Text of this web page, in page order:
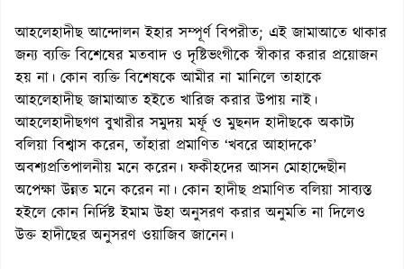
আহলেহাদীছ আন্দোলন ইহার সম্পূর্ণ বিপরীত; এই জামাআতে থাকার
জন্য ব্যক্তি বিশেষের মতবাদ ও দৃষ্টিভংগীকে স্বীকার করার প্রয়োজন
হয় না। কোন ব্যক্তি বিশেষকে আমীর না মানিলে তাহাকে
আহলেহাদীছ জামাআত হইতে খারিজ করার উপায় নাই।
আহলেহাদীছগণ বুখারীর সমুদয় মর্ফূ ও মুছনদ হাদীছকে অকাট্য
বলিয়া বিশ্বাস করেন, তাঁহারা প্রমাণিত ‘খবরে আহাদকে’
অবশ্যপ্রতিপালনীয় মনে করেন। ফকীহদের আসন মোহাদ্দেছীন
অপেক্ষা উন্নত মনে করেন না। কোন হাদীছ প্রমাণিত বলিয়া সাব্যস্ত
হইলে কোন নির্দিষ্ট ইমাম উহা অনুসরণ করার অনুমতি না দিলেও
উক্ত হাদীছের অনুসরণ ওয়াজিব জানেন।